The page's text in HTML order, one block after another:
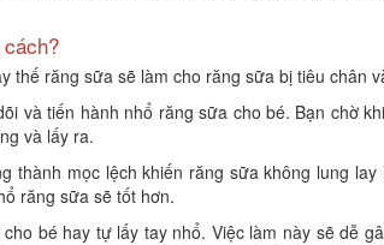
thế răng sữa sẽ làm cho răng sữa bị tiêu chân
và tiến hành nhổ răng sữa cho bé. Bạn chờ
và lấy ra.
thành mọc lệch khiến răng sữa không lung
răng sữa sẽ tốt hơn.
bé hay tự lấy tay nhổ. Việc làm này sẽ dễ